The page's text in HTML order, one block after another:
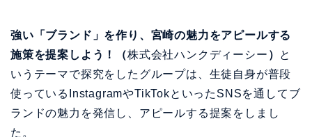
強い「ブランド」を作り、宮崎の魅力をアピールする
施策を提案しよう！（株式会社ハンクディーシー ） と
いうテーマで探究をしたグループは、生徒自身が普段
使っているInstagramやTikTokといったSNSを通してブ
ランドの魅力を発信し、アピールする提案をしまし
た。